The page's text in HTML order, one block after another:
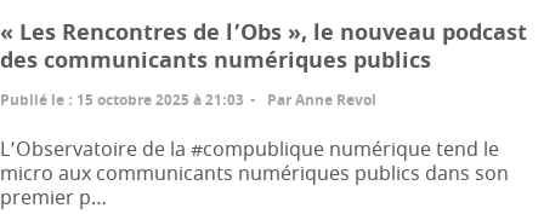
« Les Rencontres de l’Obs », le nouveau podcast
des communicants numériques publics
Publié le : 15 octobre 2025 à 21:03 ParAnne Revol
L’Observatoire de la #compublique numérique tend le
micro aux communicants numériques publics dans son
premier p…